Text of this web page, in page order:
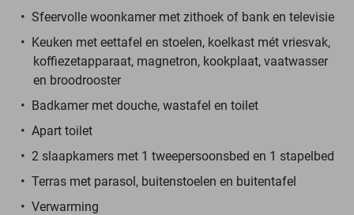
Sfeervolle woonkamer met zithoek of bank en televisie
Keuken met eettafel en stoelen, koelkast mét vriesvak,
koffiezetapparaat, magnetron, kookplaat, vaatwasser
en broodrooster
Badkamer met douche, wastafel en toilet
Apart toilet
2 slaapkamers met 1 tweepersoonsbed en 1 stapelbed
Terras met parasol, buitenstoelen en buitentafel
Verwarming